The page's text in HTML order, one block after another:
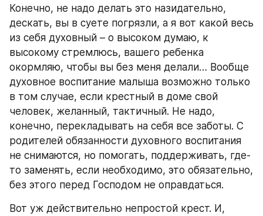
Конечно, не надо делать это назидательно,
дескать, вы в суете погрязли, а я вот какой весь
из себя духовный – о высоком думаю, к
высокому стремлюсь, вашего ребенка
окормляю, чтобы вы без меня делали… Вообще
духовное воспитание малыша возможно только
в том случае, если крестный в доме свой
человек, желанный, тактичный. Не надо,
конечно, перекладывать на себя все заботы. С
родителей обязанности духовного воспитания
не снимаются, но помогать, поддерживать, где-
то заменять, если необходимо, это обязательно,
без этого перед Господом не оправдаться.
Вот уж действительно непростой крест. И,